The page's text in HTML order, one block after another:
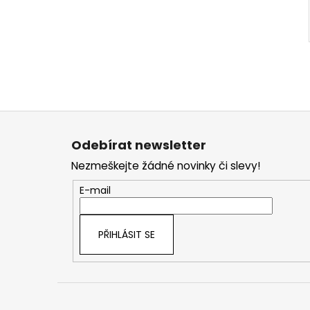
Odebírat newsletter
Nezmeškejte žádné novinky či slevy!
E-mail
PŘIHLÁSIT SE